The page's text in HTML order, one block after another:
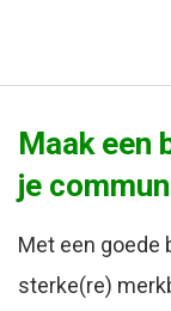
Maak een
je
Met een goede
sterke(re)